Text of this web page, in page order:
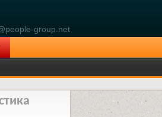
group.net